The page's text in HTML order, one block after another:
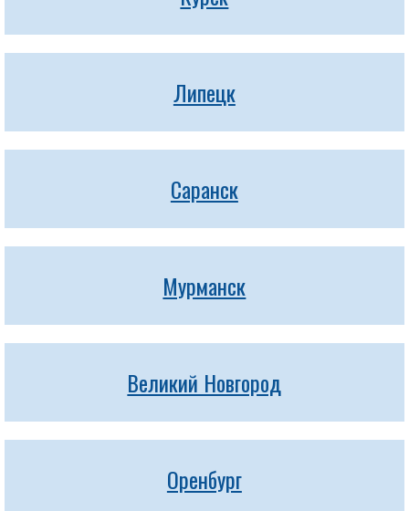
Липецк
Саранск
Мурманск
Великий Новгород
Оренбург